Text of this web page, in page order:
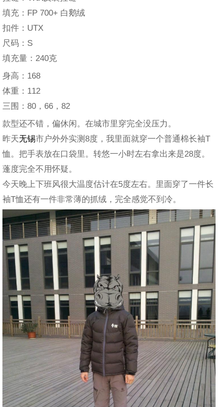
填充：FP 700+ 白鹅绒
扣件：UTX
尺码：S
填充量：240克
身高：168
体重：112
三围：80，66，82
款型还不错，偏休闲。在城市里穿完全没压力。
昨天无锡市户外外实测8度，我里面就穿一个普通棉长袖T
恤。把手表放在口袋里。转悠一小时左右拿出来是28度。
蓬度完全不用怀疑。
今天晚上下班风很大温度估计在5度左右。里面穿了一件长
袖T恤还有一件非常薄的抓绒，完全感觉不到冷。